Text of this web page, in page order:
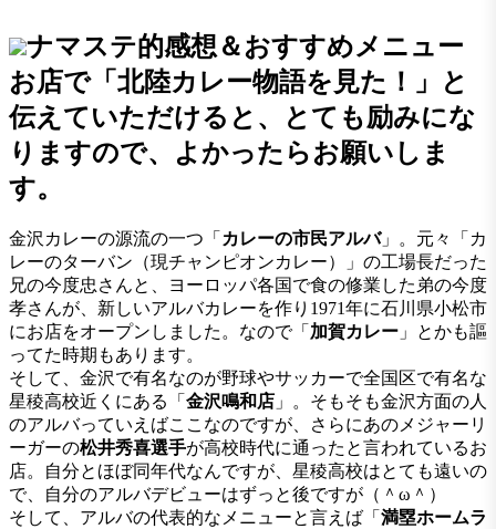
ナマステ的感想＆おすすめメニュー
お店で「北陸カレー物語を見た！」と
伝えていただけると、とても励みにな
りますので、よかったらお願いしま
す。
金沢カレーの源流の一つ「 カレーの市民アルバ」。元々「カ
レーのターバン（現チャンピオンカレー）」の工場長だった
兄の今度忠さんと、ヨーロッパ各国で食の修業した弟の今度
孝さんが、新しいアルバカレーを作り1971年に石川県小松市
にお店をオープンしました。なので「 加賀カレー 」とかも謳
ってた時期もあります。
そして、金沢で有名なのが野球やサッカーで全国区で有名な
星稜高校近くにある「 金沢鳴和店 」。そもそも金沢方面の人
のアルバっていえばここなのですが、さらにあのメジャーリ
ーガーの松井秀喜選手が高校時代に通ったと言われているお
店。自分とほぼ同年代なんですが、星稜高校はとても遠いの
で、自分のアルバデビューはずっと後ですが（＾ω＾）
そして、アルバの代表的なメニューと言えば「 満塁ホームラ